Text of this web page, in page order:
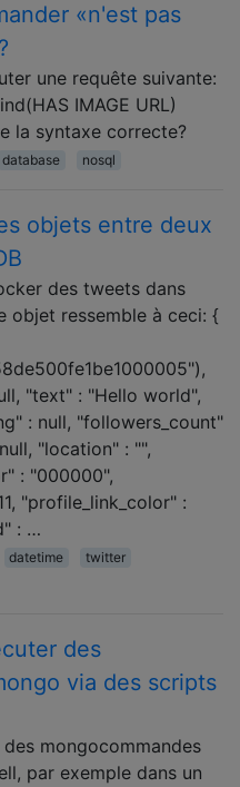
«n'est pas
une requête suivante:
IMAGE URL)
la syntaxe correcte?
database nosql
objets entre deux
des tweets dans
objet ressemble à ceci: {
"text" : "Hello world",
: null, "followers_count"
"location" : "",
: "000000",
"profile_link_color" :
: …
datetime
twitter
des
via des scripts
mongocommandes
par exemple dans un